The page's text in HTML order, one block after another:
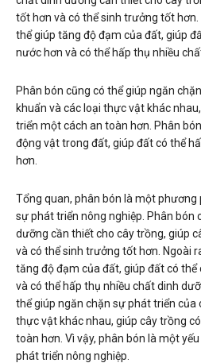
tốt hơn và có thể sinh trưởng tốt hơn.
thể giúp tăng độ đạm của đất, giúp
nước hơn và có thể hấp thụ nhiều
Phân bón cũng có thể giúp ngăn
khuẩn và các loại thực vật khác
triển một cách an toàn hơn. Phân
động vật trong đất, giúp đất có thể
hơn.
Tổng quan, phân bón là một
sự phát triển nông nghiệp. Phân bón
dưỡng cần thiết cho cây trồng, giúp
và có thể sinh trưởng tốt hơn. Ngoài
tăng độ đạm của đất, giúp đất có
và có thể hấp thụ nhiều chất dinh
thể giúp ngăn chặn sự phát triển của
thực vật khác nhau, giúp cây trồng
toàn hơn. Vì vậy, phân bón là một
phát triển nông nghiệp.